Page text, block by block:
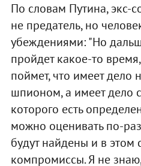
По словам Путина, экс-
не предатель, но
убеждениями: "Но
пройдет какое-то
поймет, что имеет дело
шпионом, а имеет дело
которого есть
можно оценивать по-
будут найдены и в этом
компромиссы. Я не